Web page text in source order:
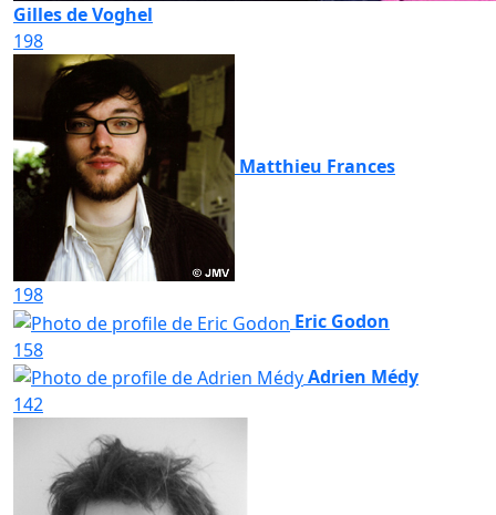
Gilles de Voghel
198
Matthieu Frances
198
Eric Godon
158
Adrien Médy
142